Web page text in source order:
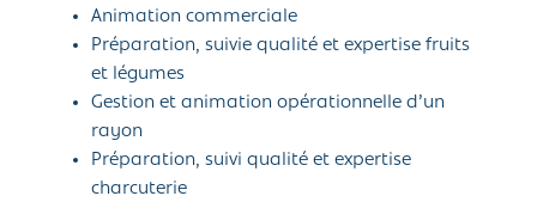
Animation commerciale
Préparation, suivie qualité et expertise fruits
et légumes
Gestion et animation opérationnelle d’un
rayon
Préparation, suivi qualité et expertise
charcuterie